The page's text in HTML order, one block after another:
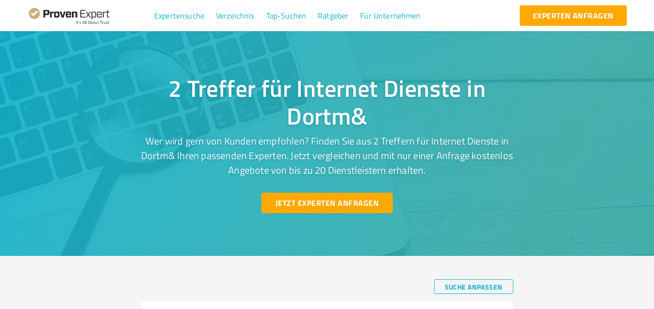
Expertensuche Verzeichnis Top-Suchen Ratgeber Für Unternehmen EXPERTEN ANFRAGEN
2 Treffer für Internet Dienste in
Dortm&
Wer wird gern von Kunden empfohlen? Finden Sie aus 2 Treffern für Internet Dienste in
Dortm& Ihren passenden Experten. Jetzt vergleichen und mit nur einer Anfrage kostenlos
Angebote von bis zu 20 Dienstleistern erhalten.
JETZT EXPERTEN ANFRAGEN
SUCHE ANPASSEN